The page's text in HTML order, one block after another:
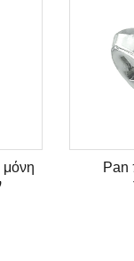
διάτρησης κεφαλής